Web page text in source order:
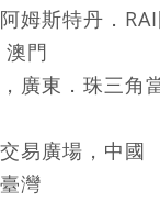
斯特丹．RAI
澳門
東．珠三角
易廣場，中國
灣